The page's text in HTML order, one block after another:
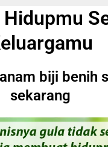
biji benih
sekarang